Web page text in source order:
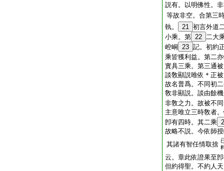
説有。以明佛性。
等故非空。合第三
執。
21 初言外道
小乘。第 22 二大
崆峒 23 記。初約
乘皆獲利益。第二
實具三乘。第三通
談敎顯説唯依＊正
故名普爲。不同初
敎非顯説。談由餘
非敎之力。故被不
主意唯立三時敎者
卽有四時。其二乘
故略不説。今依師
其諸有智任情取捨
云。章此依證果至
但約得聖。不約人